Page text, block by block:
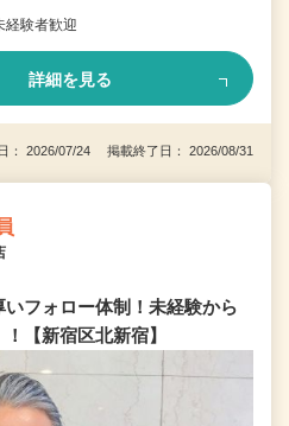
経験者歓迎
詳細を見る
： 2026/07/24 掲載終了日： 2026/08/31
フォロー体制！未経験から
【新宿区北新宿】